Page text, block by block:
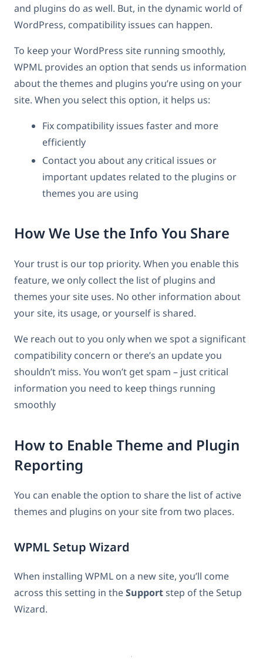
and plugins do as well. But, in the dynamic world of
WordPress, compatibility issues can happen.
To keep your WordPress site running smoothly,
WPML provides an option that sends us information
about the themes and plugins you’re using on your
site. When you select this option, it helps us:
Fix compatibility issues faster and more
efficiently
Contact you about any critical issues or
important updates related to the plugins or
themes you are using
How We Use the Info You Share
Your trust is our top priority. When you enable this
feature, we only collect the list of plugins and
themes your site uses. No other information about
your site, its usage, or yourself is shared.
We reach out to you only when we spot a significant
compatibility concern or there’s an update you
shouldn’t miss. You won’t get spam – just critical
information you need to keep things running
smoothly
How to Enable Theme and Plugin
Reporting
You can enable the option to share the list of active
themes and plugins on your site from two places.
WPML Setup Wizard
When installing WPML on a new site, you’ll come
across this setting in theSupportstep of the Setup
Wizard.